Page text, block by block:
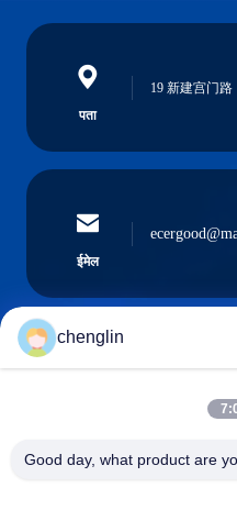
पता
19 新建宫门
ईमेल
chenglin
Good day, what product are